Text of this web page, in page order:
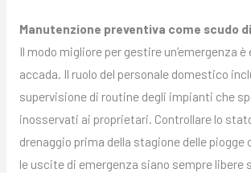
Manutenzione preventiva come scudo
Il modo migliore per gestire un’emergenza
accada. Il ruolo del personale domestico
supervisione di routine degli impianti che
inosservati ai proprietari. Controllare lo
drenaggio prima della stagione delle piogge
le uscite di emergenza siano sempre libere